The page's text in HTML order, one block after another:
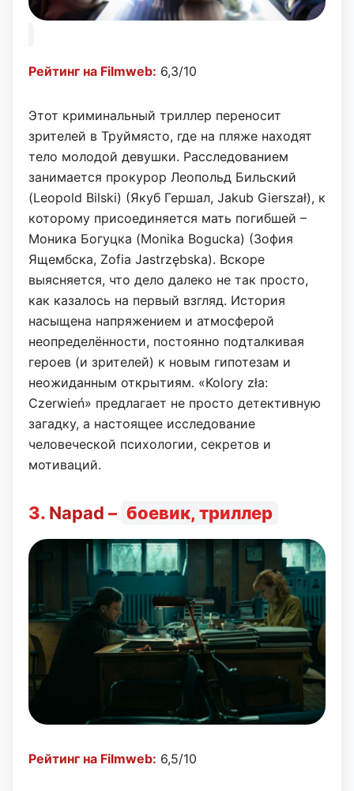
Рейтинг на Filmweb: 6,3/10
Этот криминальный триллер переносит
зрителей в Труймясто, где на пляже находят
тело молодой девушки. Расследованием
занимается прокурор Леопольд Бильский
(Leopold Bilski) (Якуб Гершал, Jakub Gierszał), к
которому присоединяется мать погибшей –
Моника Богуцка (Monika Bogucka) (Зофия
Ящембска, Zofia Jastrzębska). Вскоре
выясняется, что дело далеко не так просто,
как казалось на первый взгляд. История
насыщена напряжением и атмосферой
неопределённости, постоянно подталкивая
героев (и зрителей) к новым гипотезам и
неожиданным открытиям. «Kolory zła:
Czerwień» предлагает не просто детективную
загадку, а настоящее исследование
человеческой психологии, секретов и
мотиваций.
3. Napad – боевик, триллер
Рейтинг на Filmweb: 6,5/10